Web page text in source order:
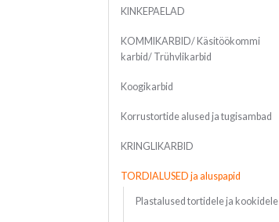
KINKEPAELAD
KOMMIKARBID/ Käsitöökommi
karbid/ Trühvlikarbid
Koogikarbid
Korrustortide alused ja tugisambad
KRINGLIKARBID
TORDIALUSED ja aluspapid
Plastalused tortidele ja kookidele